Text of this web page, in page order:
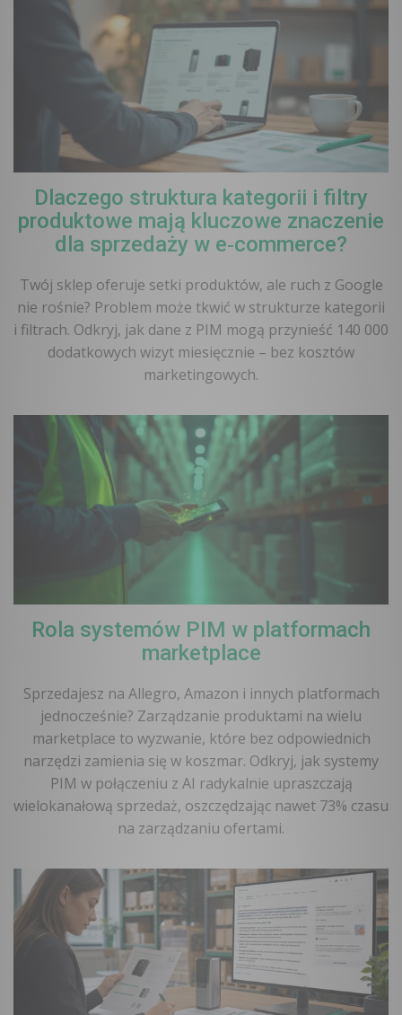
Dlaczego struktura kategorii i filtry
produktowe mają kluczowe znaczenie
dla sprzedaży w e‑commerce?
Twój sklep oferuje setki produktów, ale ruch z Google
nie rośnie? Problem może tkwić w strukturze kategorii
i filtrach. Odkryj, jak dane z PIM mogą przynieść 140 000
dodatkowych wizyt miesięcznie – bez kosztów
marketingowych.
Rola systemów PIM w platformach
marketplace
Sprzedajesz na Allegro, Amazon i innych platformach
jednocześnie? Zarządzanie produktami na wielu
marketplace to wyzwanie, które bez odpowiednich
narzędzi zamienia się w koszmar. Odkryj, jak systemy
PIM w połączeniu z AI radykalnie upraszczają
wielokanałową sprzedaż, oszczędzając nawet 73% czasu
na zarządzaniu ofertami.